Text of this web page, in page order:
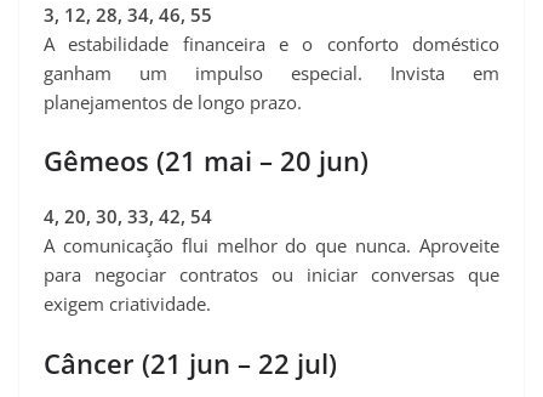
3, 12, 28, 34, 46, 55
A estabilidade financeira e o conforto doméstico
ganham um impulso especial. Invista em
planejamentos de longo prazo.
Gêmeos (21 mai – 20 jun)
4, 20, 30, 33, 42, 54
A comunicação flui melhor do que nunca. Aproveite
para negociar contratos ou iniciar conversas que
exigem criatividade.
Câncer (21 jun – 22 jul)